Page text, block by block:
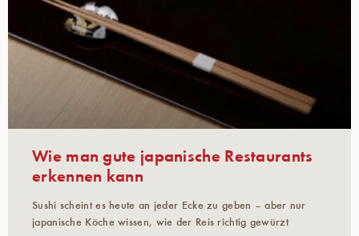
Wie man gute japanische Restaurants
erkennen kann
Sushi scheint es heute an jeder Ecke zu geben – aber nur
japanische Köche wissen, wie der Reis richtig gewürzt